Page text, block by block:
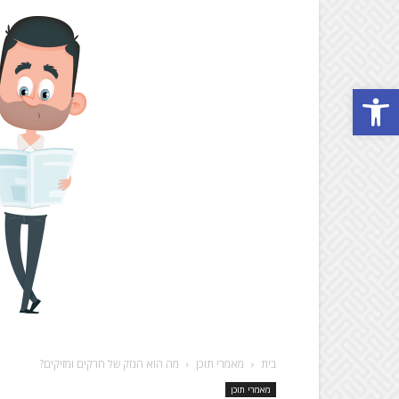
Open toolbar
בית מאמרי תוכן מה הוא הנזק של חרקים ומזיקים?
מאמרי תוכן